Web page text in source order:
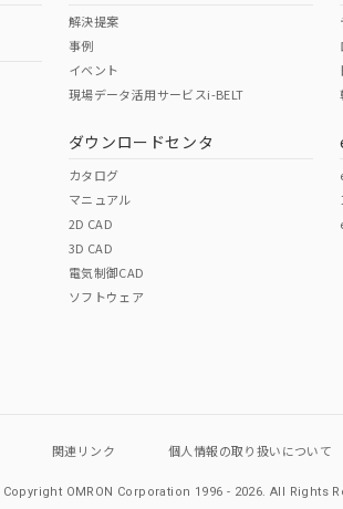
応品が混在する可能性があります。
ださい。
解決提案
事例
イベント
現場データ活用サービスi-BELT
ダウンロードセンタ
カタログ
マニュアル
2D CAD
3D CAD
電気制御CAD
ソフトウェア
関連リンク 個人情報の取り扱いについて
OMRON Corporation 1996 - 2026.All Rights